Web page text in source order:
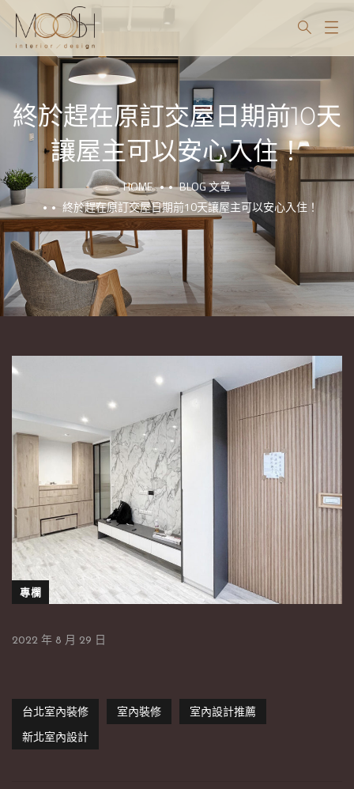
終於趕在原訂交屋日期前10天
讓屋主可以安心入住！
HOME
BLOG 文章
終於趕在原訂交屋日期前10天讓屋主可以安心入住！
專欄
2022 年 8 月 29 日
台北室內裝修 室內裝修
室內設計推薦
新北室內設計